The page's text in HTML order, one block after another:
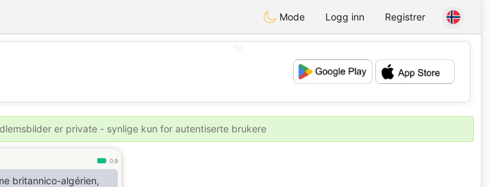
Mode Logg inn Registrer
💕
💕
er private - synlige kun for autentiserte brukere
0.9
britannico-algérien,